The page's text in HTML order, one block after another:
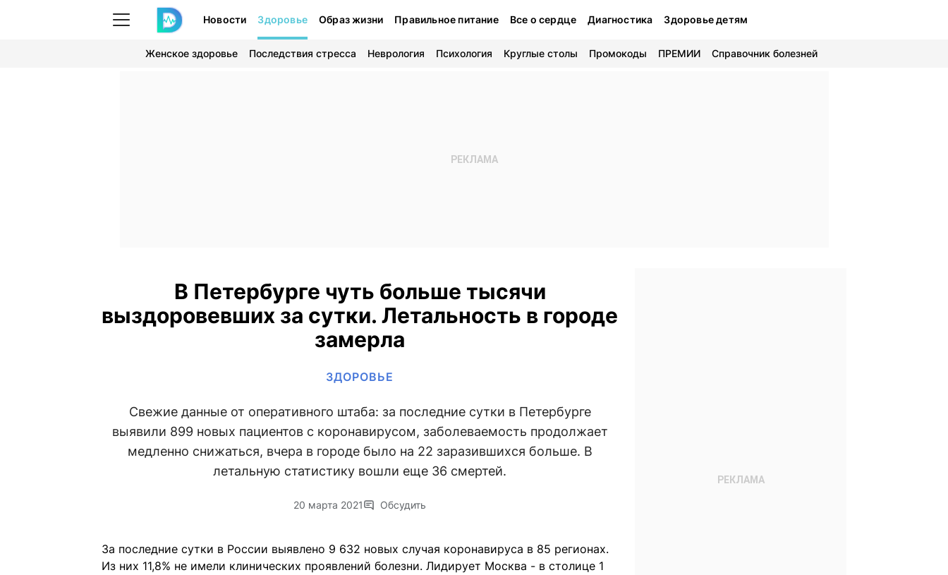
Новости Здоровье Образ жизни Правильное питание Все о сердце Диагностика Здоровье детям
Женское здоровье Последствия стресса Неврология Психология Круглые столы Промокоды ПРЕМИИ Справочник болезней
В Петербурге чуть больше тысячи
выздоровевших за сутки. Летальность в городе
замерла
ЗДОРОВЬЕ
Свежие данные от оперативного штаба: за последние сутки в Петербурге
выявили 899 новых пациентов с коронавирусом, заболеваемость продолжает
медленно снижаться, вчера в городе было на 22 заразившихся больше. В
летальную статистику вошли еще 36 смертей.
20 марта 2021 Обсудить
За последние сутки в России выявлено 9 632 новых случая коронавируса в 85 регионах.
Из них 11,8% не имели клинических проявлений болезни. Лидирует Москва - в столице 1